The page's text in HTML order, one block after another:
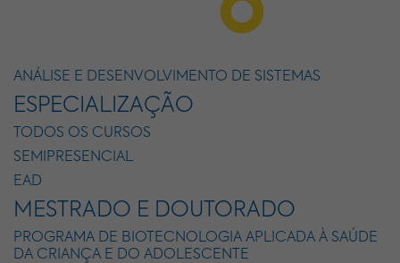
ANÁLISE E DESENVOLVIMENTO DE SISTEMAS
ESPECIALIZAÇÃO
TODOS OS CURSOS
SEMIPRESENCIAL
EAD
MESTRADO E DOUTORADO
PROGRAMA DE BIOTECNOLOGIA APLICADA À SAÚDE
DA CRIANÇA E DO ADOLESCENTE